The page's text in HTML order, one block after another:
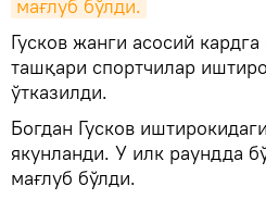
мағлуб бўлди.
Гусков жанги асосий
ташқари спортчилар
ўтказилди.
Богдан Гусков
якунланди. У илк раундда
мағлуб бўлди.